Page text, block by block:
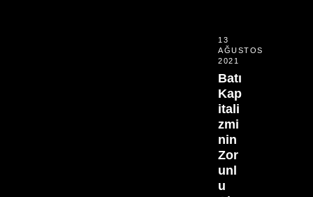
13
AĞUSTOS
2021
Batı
Kap
itali
zmi
nin
Zor
unl
u